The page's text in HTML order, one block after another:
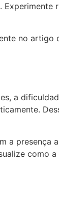
no artigo
a
a presença
como